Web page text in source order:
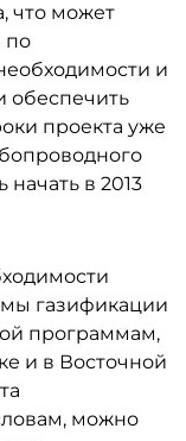
что может
по
и
обеспечить
проекта уже
в 2013
газификации
программам,
и в Восточной
можно